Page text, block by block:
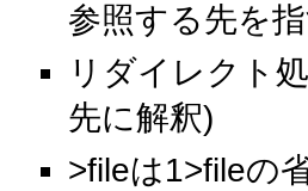
参照する先を
リダイレクト
先に解釈)
>fileは1>fileの